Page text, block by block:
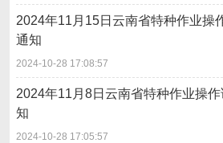
2024年11月15日云南省特种作业操
通知
2024-10-28 17:08:57
2024年11月8日云南省特种作业操
知
2024-10-28 17:05:57